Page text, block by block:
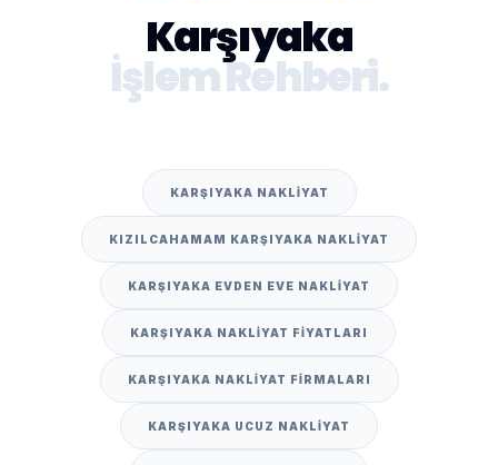
Karşıyaka
İşlem Rehberi.
KARŞIYAKA NAKLIYAT
KIZILCAHAMAM KARŞIYAKA NAKLIYAT
KARŞIYAKA EVDEN EVE NAKLIYAT
KARŞIYAKA NAKLIYAT FIYATLARI
KARŞIYAKA NAKLIYAT FIRMALARI
KARŞIYAKA UCUZ NAKLIYAT